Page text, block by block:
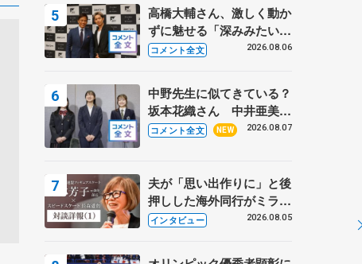
高橋大輔さん、激しく動か
ずに魅せる「深みみたいな
ものは出てきている？」
あい
コメント全文 2026.08.06
中野先生に似てきている？
坂本花織さん 中井亜美は
クリケットのサマーキャン
部科学省スポーツ表彰
式】
コメント全文 NEW 2026.08.07
夫が「思い出作りに」と後
押しした海外同行がミラノ
まで… 繁華街のリンクで
に 小林芳子さんが振り返
インタビュー 2026.08.05